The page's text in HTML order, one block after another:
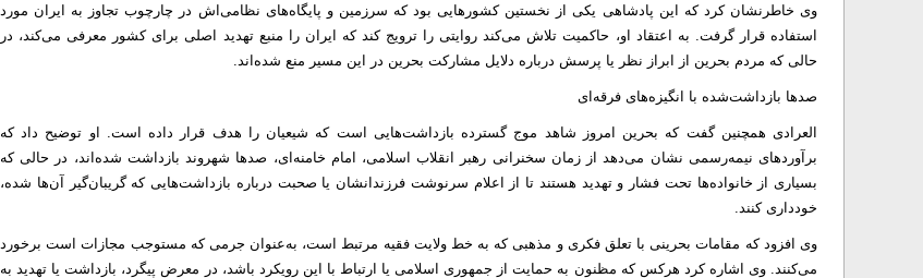
وی خاطرنشان کرد که این پادشاهی یکی از نخستین کشورهایی بود که سرزمین و پایگاه‌های نظامی‌اش در چارچوب تجاوز به ایران مورد
استفاده قرار گرفت. به اعتقاد او، حاکمیت تلاش می‌کند روایتی را ترویج کند که ایران را منبع تهدید اصلی برای کشور معرفی می‌کند، در
حالی که مردم بحرین از ابراز نظر یا پرسش درباره دلایل مشارکت بحرین در این مسیر منع شده‌اند.
صدها بازداشت‌شده با انگیزه‌های فرقه‌ای
العرادی همچنین گفت که بحرین امروز شاهد موج گسترده بازداشت‌هایی است که شیعیان را هدف قرار داده است. او توضیح داد که
برآوردهای نیمه‌رسمی نشان می‌دهد از زمان سخنرانی رهبر انقلاب اسلامی، امام خامنه‌ای، صدها شهروند بازداشت شده‌اند، در حالی که
بسیاری از خانواده‌ها تحت فشار و تهدید هستند تا از اعلام سرنوشت فرزندانشان یا صحبت درباره بازداشت‌هایی که گریبان‌گیر آن‌ها شده،
خودداری کنند.
وی افزود که مقامات بحرینی با تعلق فکری و مذهبی که به خط ولایت فقیه مرتبط است، به‌عنوان جرمی که مستوجب مجازات است برخورد
می‌کنند. وی اشاره کرد هرکس که مظنون به حمایت از جمهوری اسلامی یا ارتباط با این رویکرد باشد، در معرض پیگرد، بازداشت یا تهدید به